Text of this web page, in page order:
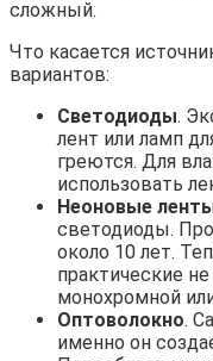
сложный.
Что касается
вариантов:
Светодиоды.
лент или ламп
греются. Для
использовать
Неоновые
светодиоды.
около 10 лет.
практические
монохромной
Оптоволокно.
именно он